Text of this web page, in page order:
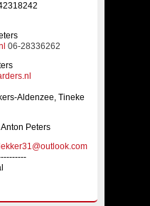
06-28336262
Aldenzee, Tineke
Anton Peters